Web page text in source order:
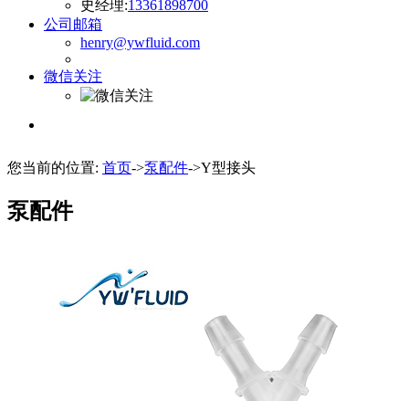
史经理:13361898700
公司邮箱
henry@ywfluid.com
微信关注
您当前的位置: 首页->泵配件->Y型接头
泵配件